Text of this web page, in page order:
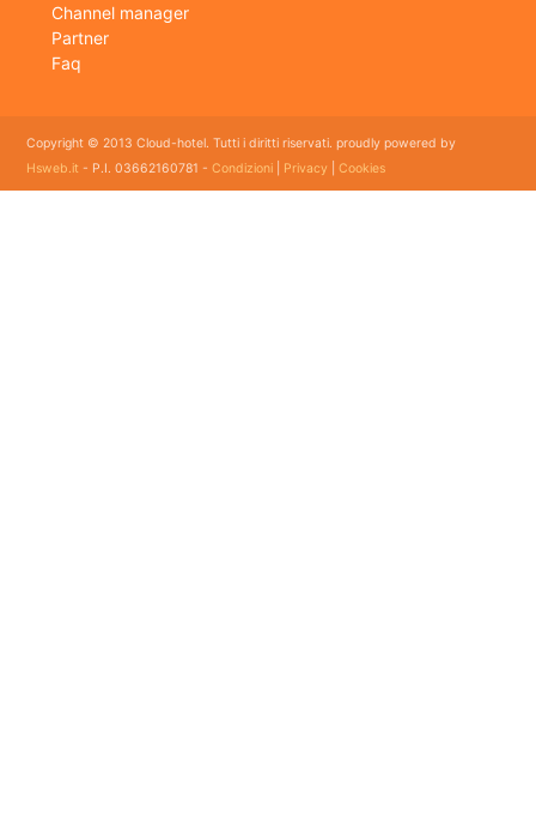
Channel manager
Partner
Faq
Copyright © 2013 Cloud-hotel. Tutti i diritti riservati. proudly powered by
Hsweb.it - P.I. 03662160781 -Condizioni Privacy |Cookies